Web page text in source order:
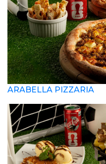
ARABELLA PIZZARIA